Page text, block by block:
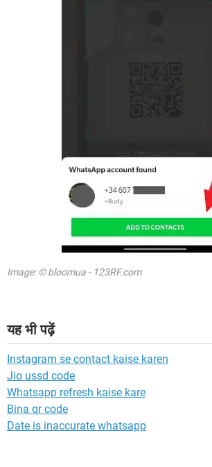
Image: © bloomua - 123RF.com
यह भी पढ़ें
Instagram se contact kaise karen
Jio ussd code
Whatsapp refresh kaise kare
Bina qr code
Date is inaccurate whatsapp